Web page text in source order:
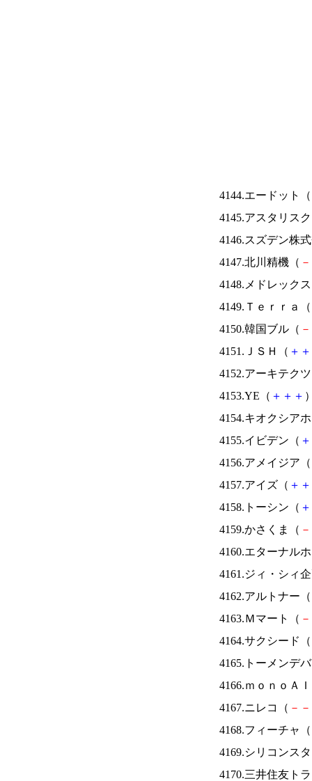
4144.エードット（
4145.アスタリス
4146.スズデン株
4147.北川精機（ －
4148.メドレック
4149.Ｔｅｒｒａ（
4150.韓国ブル（ －
4151.ＪＳＨ（ ＋ ＋
4152.アーキテク
4153.YE（ ＋ ＋ ＋
4154.キオクシア
4155.イビデン（ ＋
4156.アメイジア（
4157.アイズ（ ＋ ＋
4158.トーシン（ ＋
4159.かさくま（ －
4160.エターナル
4161.ジィ・シィ
4162.アルトナー（
4163.Ｍマート（ －
4164.サクシード（
4165.トーメンデ
4166.ｍｏｎｏＡ
4167.ニレコ（ － －
4168.フィーチャ（
4169.シリコンス
4170.三井住友ト